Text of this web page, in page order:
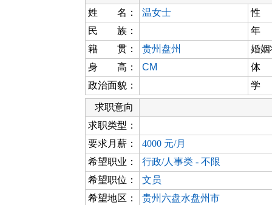
姓 名：
温女士
性
民 族：
年
籍 贯：
贵州盘州
婚
身 高：
CM
体
政治面貌：
学
求职意向
求职类型：
要求月薪：
4000 元/月
希望职业：
行政/人事类 - 不限
希望职位：
文员
希望地区：
贵州六盘水盘州市